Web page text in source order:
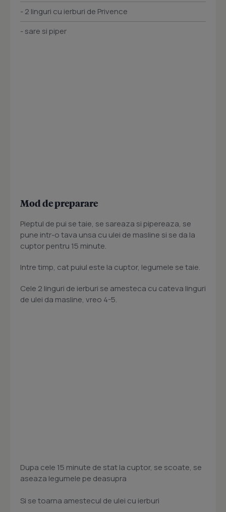
- 2 linguri cu ierburi de Privence
- sare si piper
Mod de preparare
Pieptul de pui se taie, se sareaza si pipereaza, se
pune intr-o tava unsa cu ulei de masline si se da la
cuptor pentru 15 minute.
Intre timp, cat puiul este la cuptor, legumele se taie.
Cele 2 linguri de ierburi se amesteca cu cateva linguri
de ulei da masline, vreo 4-5.
Dupa cele 15 minute de stat la cuptor, se scoate, se
aseaza legumele pe deasupra
Si se toarna amestecul de ulei cu ierburi